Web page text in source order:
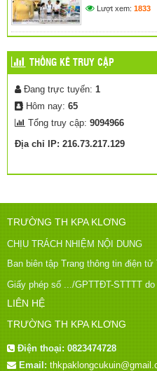
Lượt xem: 1833
THỐNG KÊ TRUY CẬP
Đang trực tuyến: 1
Hôm nay: 65
Tổng truy cập: 9094966
Địa chỉ IP: 216.73.217.129
TRƯỜNG TH KPA KLƠNG
CHỊU TRÁCH NHIỆM NỘI DUNG
Ban biên tập Trang thông tin điện
Giấy phép số .../GPTTĐT-STTTT
LIÊN HỆ
TRƯỜNG TH KPA KLƠNG
Điện thoại:0823474728
Email: